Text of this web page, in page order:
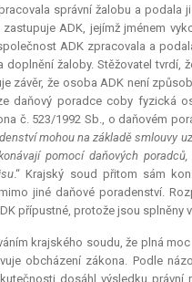
správní žalobu a podala
ADK, jejímž jménem
ADK zpracovala a
žaloby. Stěžovatel tvrdí,
závěr, že osoba ADK není
daňový poradce coby fyzická
č. 523/1992 Sb., o daňovém
mohou na základě smlouvy
pomocí daňových
.“ Krajský soud přitom sám
jiné daňové poradenství.
přípustné, protože jsou splněny
krajského soudu, že plná
obcházení zákona. Podle
dosáhl výsledku